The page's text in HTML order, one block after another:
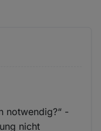
notwendig?“ -
nicht